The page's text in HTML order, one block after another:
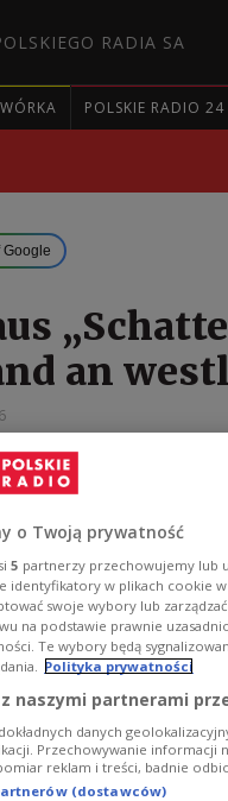
RADIA SA
POLSKIE RADIO 24
Google
an
spielt eine
hilft Moskau, die
zu
o Twoją prywatność
5 partnerzy przechowujemy lub
identyfikatory w plikach cookie
swoje wybory lub
na podstawie prawnie
Te wybory będą
Polityka prywatności
naszymi partnerami
danych
Przechowywanie informacji
reklam i treści, badnie
(dostawców)